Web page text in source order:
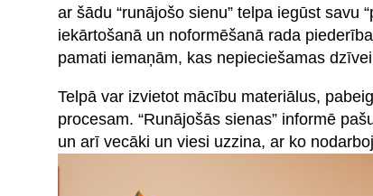
ar šādu “runājošo sienu” telpa iegūst savu
iekārtošanā un noformēšanā rada
pamati iemaņām, kas nepieciešamas
Telpā var izvietot mācību materiālus,
procesam. “Runājošās sienas” informē
un arī vecāki un viesi uzzina, ar ko